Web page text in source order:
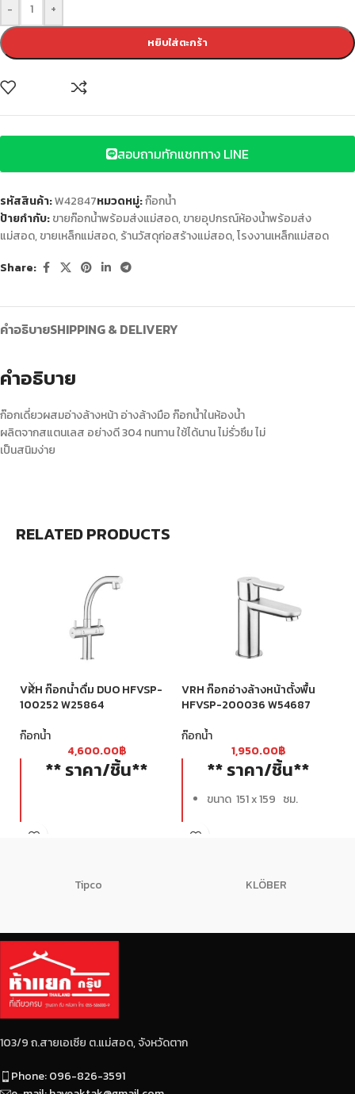
- +
หยิบใส่ตะกร้า
สอบถามทักแชททาง LINE
รหัสสินค้า:W42847หมวดหมู่:ก๊อกน้ำ
ป้ายกำกับ:ขายก๊อกน้ำพร้อมส่งแม่สอด,ขายอุปกรณ์ห้องน้ำพร้อมส่ง
แม่สอด,ขายเหล็กแม่สอด,ร้านวัสดุก่อสร้างแม่สอด,โรงงานเหล็กแม่สอด
Share:
คำอธิบายSHIPPING & DELIVERY
คำอธิบาย
ก๊อกเดี่ยวผสมอ่างล้างหน้า อ่างล้างมือ ก๊อกน้ำในห้องน้ำ
ผลิตจากสแตนเลส อย่างดี 304 ทนทาน ใช้ได้นาน ไม่รั่วซึม ไม่
เป็นสนิมง่าย
RELATED PRODUCTS
VRH ก๊อกน้ำดื่ม DUO HFVSP-
100252 W25864
ก๊อกน้ำ
4,600.00฿
** ราคา/ชิ้น**
VRH ก๊อกอ่างล้างหน้าตั้งพื้น
HFVSP-200036 W54687
ก๊อกน้ำ
1,950.00฿
** ราคา/ชิ้น**
ขนาด 151 x 159 ซม.
Tipco KLÖBER
103/9 ถ.สายเอเซีย ต.แม่สอด, จังหวัดตาก
Phone: 096-826-3591